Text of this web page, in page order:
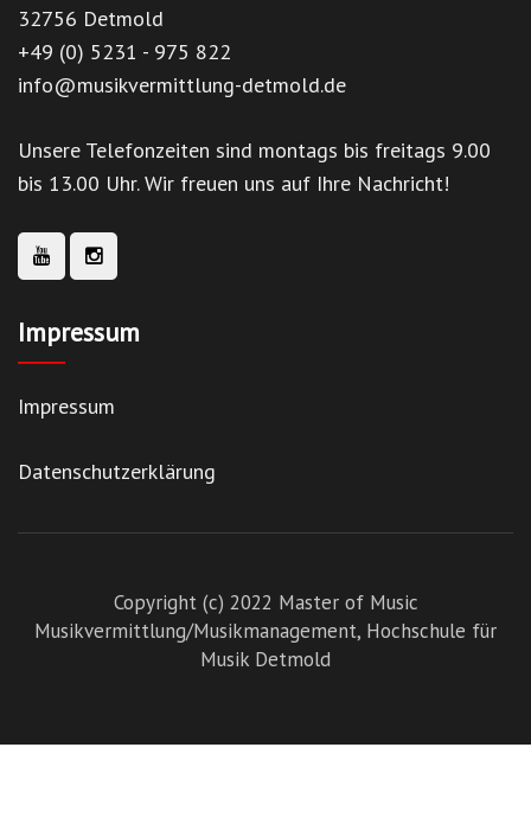
32756 Detmold
+49 (0) 5231 - 975 822
info@musikvermittlung-detmold.de
Unsere Telefonzeiten sind montags bis freitags 9.00
bis 13.00 Uhr. Wir freuen uns auf Ihre Nachricht!
Impressum
Impressum
Datenschutzerklärung
Copyright (c) 2022 Master of Music
Musikvermittlung/Musikmanagement, Hochschule für
Musik Detmold